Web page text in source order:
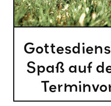
Spaß auf